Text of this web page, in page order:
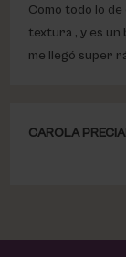
Como todo lo
textura , y es un
me llegó super
CAROLA